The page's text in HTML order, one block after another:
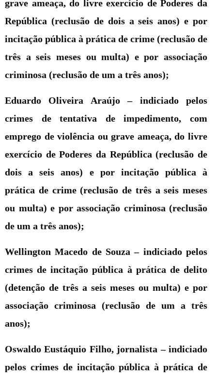
grave ameaça, do livre exercício de Poderes da
República (reclusão de dois a seis anos) e por
incitação pública à prática de crime (reclusão de
três a seis meses ou multa) e por associação
criminosa (reclusão de um a três anos);
Eduardo Oliveira Araújo –indiciado pelos
crimes de tentativa de impedimento, com
emprego de violência ou grave ameaça, do livre
exercício de Poderes da República (reclusão de
dois a seis anos) e por incitação pública à
prática de crime (reclusão de três a seis meses
ou multa) e por associação criminosa (reclusão
de um a três anos);
Wellington Macedo de Souza –indiciado pelos
crimes de incitação pública à prática de delito
(detenção de três a seis meses ou multa) e por
associação criminosa (reclusão de um a três
anos);
Oswaldo Eustáquio Filho, jornalista –indiciado
pelos crimes de incitação pública à prática de